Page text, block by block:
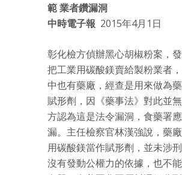
範 業者鑽漏洞
中時電子報 2015年4月1日
彰化檢方偵辦黑心胡椒粉案，
把工業用碳酸鎂賣給製粉業者
中也有藥廠，經查是用來做為
賦形劑，因《藥事法》對此並
方認為這是法令漏洞，食藥署
漏。主任檢察官林漢強說，藥
用碳酸鎂當作賦形劑，並未涉
沒有發動公權力的依據，也不